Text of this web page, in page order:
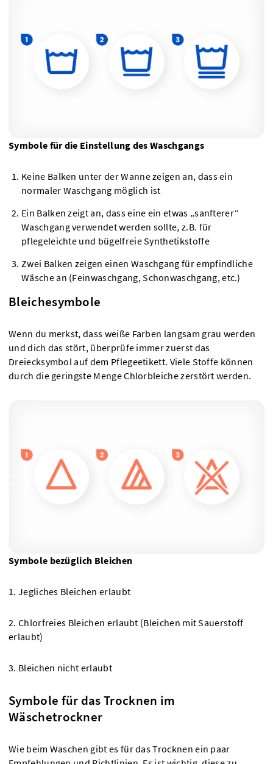
Symbole für die Einstellung des Waschgangs
Keine Balken unter der Wanne zeigen an, dass ein
normaler Waschgang möglich ist
Ein Balken zeigt an, dass eine ein etwas „sanfterer“
Waschgang verwendet werden sollte, z.B. für
pflegeleichte und bügelfreie Synthetikstoffe
Zwei Balken zeigen einen Waschgang für empfindliche
Wäsche an (Feinwaschgang, Schonwaschgang, etc.)
Bleichesymbole
Wenn du merkst, dass weiße Farben langsam grau werden
und dich das stört, überprüfe immer zuerst das
Dreiecksymbol auf dem Pflegeetikett. Viele Stoffe können
durch die geringste Menge Chlorbleiche zerstört werden.
Symbole bezüglich Bleichen
1. Jegliches Bleichen erlaubt
2. Chlorfreies Bleichen erlaubt (Bleichen mit Sauerstoff
erlaubt)
3. Bleichen nicht erlaubt
Symbole für das Trocknen im
Wäschetrockner
Wie beim Waschen gibt es für das Trocknen ein paar